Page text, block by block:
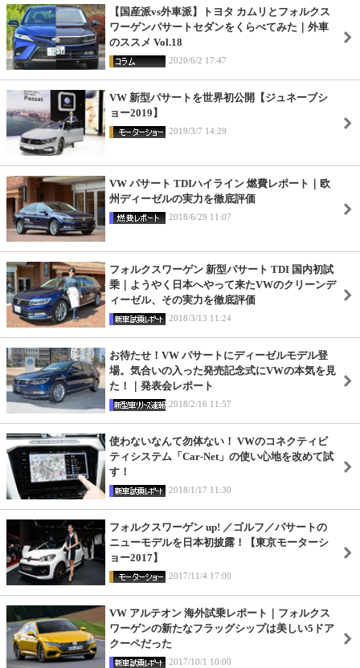
【国産派vs外車派】トヨタ カムリとフォルクス
ワーゲンパサートセダンをくらべてみた｜外車
のススメ Vol.18
2020/6/2 17:47
VW 新型パサートを世界初公開【ジュネーブシ
ョー2019】
2019/3/7 14:29
VW パサート TDIハイライン 燃費レポート｜欧
州ディーゼルの実力を徹底評価
2018/6/29 11:07
フォルクスワーゲン 新型パサート TDI 国内初試
乗｜ようやく日本へやって来たVWのクリーンデ
ィーゼル、その実力を徹底評価
2018/3/13 11:24
お待たせ！VW パサートにディーゼルモデル登
場。気合いの入った発売記念式にVWの本気を見
た！｜発表会レポート
2018/2/16 11:57
使わないなんて勿体ない！ VWのコネクティビ
ティシステム「Car-Net」の使い心地を改めて試
す！
2018/1/17 11:30
フォルクスワーゲン up! ／ゴルフ／パサートの
ニューモデルを日本初披露！【東京モーターシ
ョー2017】
2017/11/4 17:00
VW アルテオン 海外試乗レポート｜フォルクス
ワーゲンの新たなフラッグシップは美しい5ドア
クーペだった
2017/10/1 10:00